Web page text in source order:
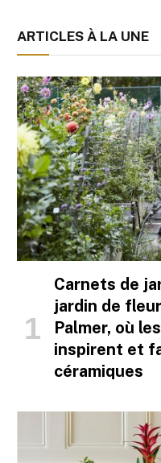
ARTICLES À LA UNE
Carnets de
jardin de
Palmer, où
inspirent et
céramiques